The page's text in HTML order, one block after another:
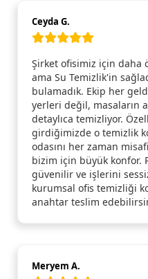
Ceyda G.
Şirket ofisimiz için daha
ama Su Temizlik'in
bulamadık. Ekip her
yerleri değil, masaların
detaylıca temizliyor.
girdiğimizde o temizlik
odasını her zaman
bizim için büyük konfor.
güvenilir ve işlerini
kurumsal ofis temizliği
anahtar teslim
Meryem A.